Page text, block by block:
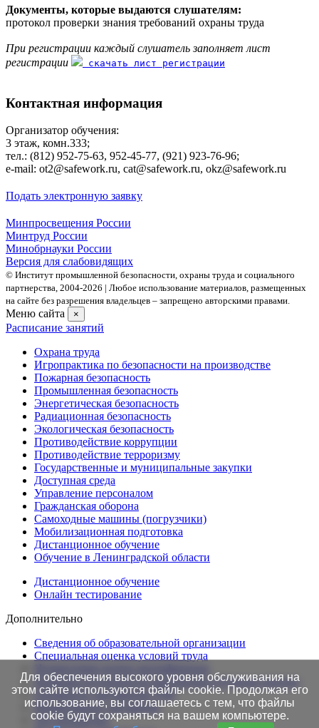
Документы, которые выдаются слушателям:
протокол проверки знания требований охраны труда
При регистрации каждый слушатель заполняет лист
регистрации
скачать лист регистрации
Контактная информация
Организатор обучения:
3 этаж, комн.333;
тел.: (812) 952-75-63, 952-45-77, (921) 923-76-96;
е-mаil: ot2@safework.ru, cat@safework.ru, okz@safework.ru
Подать электронную заявку
Минпросвещения России
Минтруд России
Минобрнауки России
Версия для слабовидящих
© Институт промышленной безопасности, охраны труда и социального
партнерства, 2004- 2026 | Любое использование материалов, размещенных
на сайте без разрешения владельцев – запрещено авторскими правами.
Меню сайта ×
Расписание занятий
Охрана труда
Игропрактика по безопасности на производстве
Пожарная безопасность
Промышленная безопасность
Энергетическая безопасность
Радиационная безопасность
Экологическая безопасность
Противодействие коррупции
Противодействие терроризму
Государственные и муниципальные закупки
Доступная среда
Управление персоналом
Гражданская оборона
Самоходные машины (погрузчики)
Мобилизационная подготовка
Дистанционное обучение
Обучение в Ленинградской области
Дистанционное обучение
Онлайн тестирование
Дополнительно
Сведения об образовательной организации
Cпециальная оценка условий труда
Проверка подлинности протоколов в Едином портале
Готовность документов ТАК
Нормативные документы
Это интересно!
Для обеспечения высокого уровня обслуживания на
этом сайте используются файлы cookie. Продолжая его
использование, вы соглашаетесь с тем, что файлы
cookie будут сохраняться на вашем компьютере.